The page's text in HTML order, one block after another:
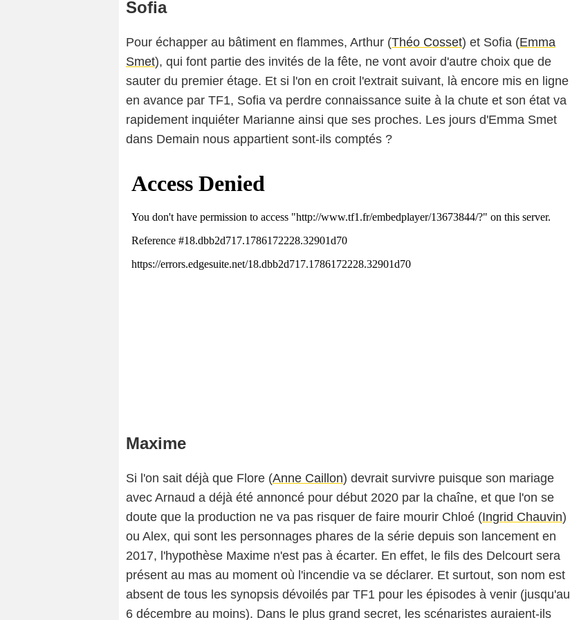
Sofia
Pour échapper au bâtiment en flammes, Arthur (Théo Cosset) et Sofia (Emma
Smet), qui font partie des invités de la fête, ne vont avoir d'autre choix que de
sauter du premier étage. Et si l'on en croit l'extrait suivant, là encore mis en ligne
en avance par TF1, Sofia va perdre connaissance suite à la chute et son état va
rapidement inquiéter Marianne ainsi que ses proches. Les jours d'Emma Smet
dans Demain nous appartient sont-ils comptés ?
Maxime
Si l'on sait déjà que Flore (Anne Caillon) devrait survivre puisque son mariage
avec Arnaud a déjà été annoncé pour début 2020 par la chaîne, et que l'on se
doute que la production ne va pas risquer de faire mourir Chloé (Ingrid Chauvin)
ou Alex, qui sont les personnages phares de la série depuis son lancement en
2017, l'hypothèse Maxime n'est pas à écarter. En effet, le fils des Delcourt sera
présent au mas au moment où l'incendie va se déclarer. Et surtout, son nom est
absent de tous les synopsis dévoilés par TF1 pour les épisodes à venir (jusqu'au
6 décembre au moins). Dans le plus grand secret, les scénaristes auraient-ils